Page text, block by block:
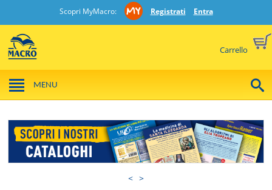
Scopri MyMacro: Registrati Entra
Carrello
MENU
< >